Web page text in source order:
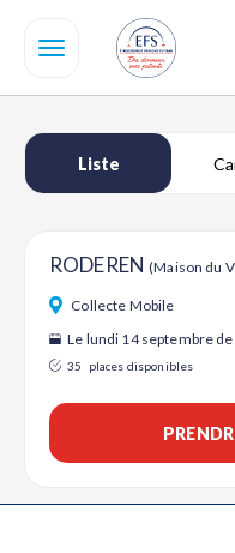
contenu
Liste
RODEREN(Maison du
Collecte Mobile
Le lundi 14 septembre
35 places disponibles